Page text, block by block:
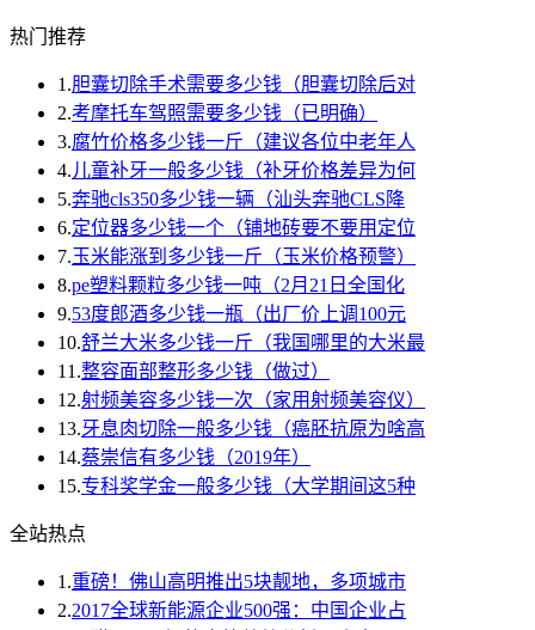
热门推荐
1.胆囊切除手术需要多少钱（胆囊切除后对
2.考摩托车驾照需要多少钱（已明确）
3.腐竹价格多少钱一斤（建议各位中老年人
4.儿童补牙一般多少钱（补牙价格差异为何
5.奔驰cls350多少钱一辆（汕头奔驰CLS降
6.定位器多少钱一个（铺地砖要不要用定位
7.玉米能涨到多少钱一斤（玉米价格预警）
8.pe塑料颗粒多少钱一吨（2月21日全国化
9.53度郎酒多少钱一瓶（出厂价上调100元
10.舒兰大米多少钱一斤（我国哪里的大米最
11.整容面部整形多少钱（做过）
12.射频美容多少钱一次（家用射频美容仪）
13.牙息肉切除一般多少钱（癌胚抗原为啥高
14.蔡崇信有多少钱（2019年）
15.专科奖学金一般多少钱（大学期间这5种
全站热点
1.重磅！佛山高明推出5块靓地，多项城市
2.2017全球新能源企业500强：中国企业占